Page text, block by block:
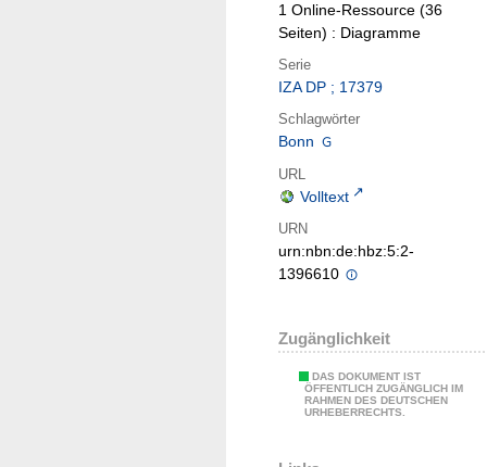
1 Online-Ressource (36
Seiten) : Diagramme
Serie
IZA DP ; 17379
Schlagwörter
Bonn
URL
Volltext
URN
urn:nbn:de:hbz:5:2-
1396610
Zugänglichkeit
DAS DOKUMENT IST
ÖFFENTLICH ZUGÄNGLICH IM
RAHMEN DES DEUTSCHEN
URHEBERRECHTS.